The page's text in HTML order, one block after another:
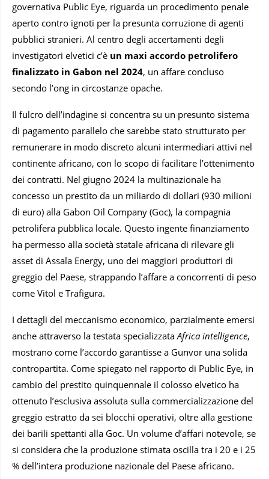
governativa Public Eye, riguarda un procedimento penale
aperto contro ignoti per la presunta corruzione di agenti
pubblici stranieri. Al centro degli accertamenti degli
investigatori elvetici c’è un maxi accordo petrolifero
finalizzato in Gabon nel 2024, un affare concluso
secondo l’ong in circostanze opache.
Il fulcro dell’indagine si concentra su un presunto sistema
di pagamento parallelo che sarebbe stato strutturato per
remunerare in modo discreto alcuni intermediari attivi nel
continente africano, con lo scopo di facilitare l’ottenimento
dei contratti. Nel giugno 2024 la multinazionale ha
concesso un prestito da un miliardo di dollari (930 milioni
di euro) alla Gabon Oil Company (Goc), la compagnia
petrolifera pubblica locale. Questo ingente finanziamento
ha permesso alla società statale africana di rilevare gli
asset di Assala Energy, uno dei maggiori produttori di
greggio del Paese, strappando l’affare a concorrenti di peso
come Vitol e Trafigura.
I dettagli del meccanismo economico, parzialmente emersi
anche attraverso la testata specializzataAfrica intelligence,
mostrano come l’accordo garantisse a Gunvor una solida
contropartita. Come spiegato nel rapporto di Public Eye, in
cambio del prestito quinquennale il colosso elvetico ha
ottenuto l’esclusiva assoluta sulla commercializzazione del
greggio estratto da sei blocchi operativi, oltre alla gestione
dei barili spettanti alla Goc. Un volume d’affari notevole, se
si considera che la produzione stimata oscilla tra i 20 e i 25
% dell’intera produzione nazionale del Paese africano.